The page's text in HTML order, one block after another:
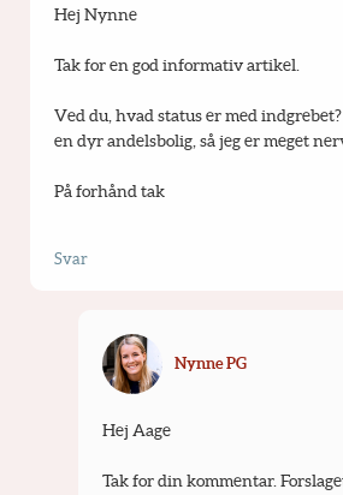
Hej Nynne
Tak for en god informativ artikel.
Ved du, hvad status er med
en dyr andelsbolig, så jeg er meget
På forhånd tak
Svar
Nynne PG
Hej Aage
Tak for din kommentar.